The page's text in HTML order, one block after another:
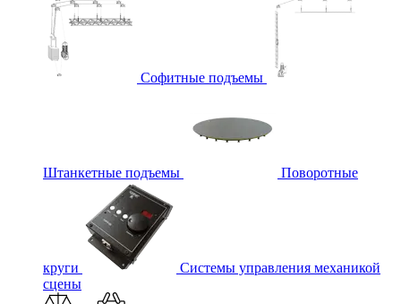
Софитные подъемы
Штанкетные подъемы Поворотные
круги
Системы управления механикой
сцены